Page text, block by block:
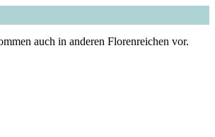
auch in anderen Florenreichen vor.